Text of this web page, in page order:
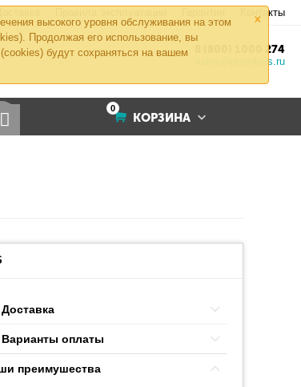
×
высокого уровня обслуживания на этом
Продолжая его использование, вы
будут сохраняться на вашем
Контакты
8 (800) 1000 274
sales@promkeis.ru
0
КОРЗИНА
Доставка
Варианты оплаты
преимушества